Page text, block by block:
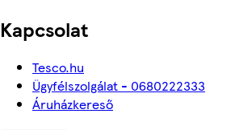
Kapcsolat
Tesco.hu
Ügyfélszolgálat - 0680222333
Áruházkereső